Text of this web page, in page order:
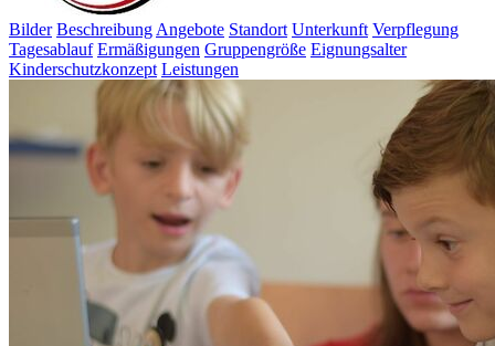
Bilder BeschreibungAngebote Standort Unterkunft Verpflegung
Tagesablauf Ermäßigungen Gruppengröße Eignungsalter
Kinderschutzkonzept Leistungen